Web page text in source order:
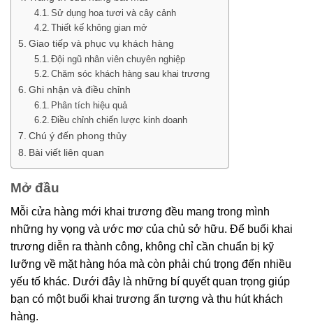
Sử dụng hoa tươi và cây cảnh
Thiết kế không gian mở
Giao tiếp và phục vụ khách hàng
Đội ngũ nhân viên chuyên nghiệp
Chăm sóc khách hàng sau khai trương
Ghi nhận và điều chỉnh
Phân tích hiệu quả
Điều chỉnh chiến lược kinh doanh
Chú ý đến phong thủy
Bài viết liên quan
Mở đầu
Mỗi cửa hàng mới khai trương đều mang trong mình
những hy vọng và ước mơ của chủ sở hữu. Để buổi khai
trương diễn ra thành công, không chỉ cần chuẩn bị kỹ
lưỡng về mặt hàng hóa mà còn phải chú trọng đến nhiều
yếu tố khác. Dưới đây là những bí quyết quan trọng giúp
bạn có một buổi khai trương ấn tượng và thu hút khách
hàng.